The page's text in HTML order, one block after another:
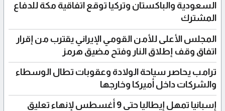
السعودية والباكستان وتركيا توقع اتفاقية مكة للدفاع
المشترك
المجلس الأعلى للأمن القومي الإيراني يقترب من إقرار
اتفاق وقف إطلاق النار وفتح مضيق هرمز
ترامب يحاصر سياحة الولادة وعقوبات تطال الوسطاء
والشركات داخل أميركا وخارجها
إسبانيا تمهل إيطاليا حتى 9 أغسطس لإنهاء تعليق